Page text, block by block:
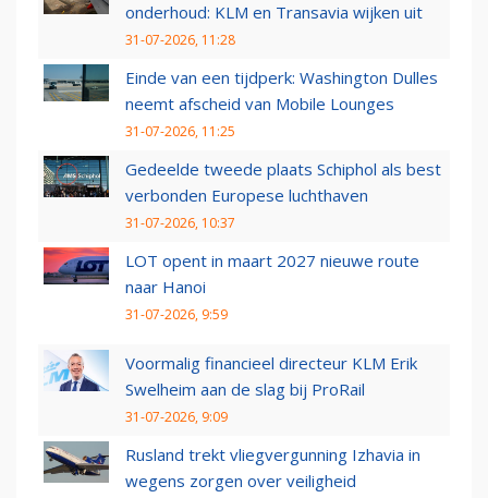
onderhoud: KLM en Transavia wijken uit
31-07-2026, 11:28
Einde van een tijdperk: Washington Dulles
neemt afscheid van Mobile Lounges
31-07-2026, 11:25
Gedeelde tweede plaats Schiphol als best
verbonden Europese luchthaven
31-07-2026, 10:37
LOT opent in maart 2027 nieuwe route
naar Hanoi
31-07-2026, 9:59
Voormalig financieel directeur KLM Erik
Swelheim aan de slag bij ProRail
31-07-2026, 9:09
Rusland trekt vliegvergunning Izhavia in
wegens zorgen over veiligheid